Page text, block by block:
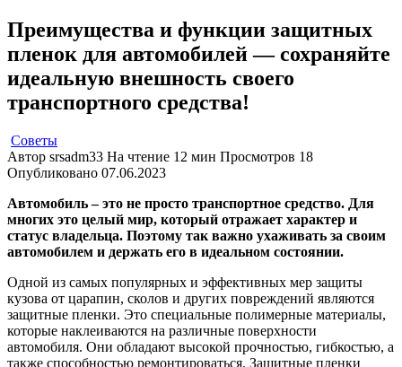
Преимущества и функции защитных
пленок для автомобилей — сохраняйте
идеальную внешность своего
транспортного средства!
Советы
Автор srsadm33 На чтение 12 мин Просмотров 18
Опубликовано 07.06.2023
Автомобиль – это не просто транспортное средство. Для
многих это целый мир, который отражает характер и
статус владельца. Поэтому так важно ухаживать за своим
автомобилем и держать его в идеальном состоянии.
Одной из самых популярных и эффективных мер защиты
кузова от царапин, сколов и других повреждений являются
защитные пленки. Это специальные полимерные материалы,
которые наклеиваются на различные поверхности
автомобиля. Они обладают высокой прочностью, гибкостью, а
также способностью ремонтироваться. Защитные пленки